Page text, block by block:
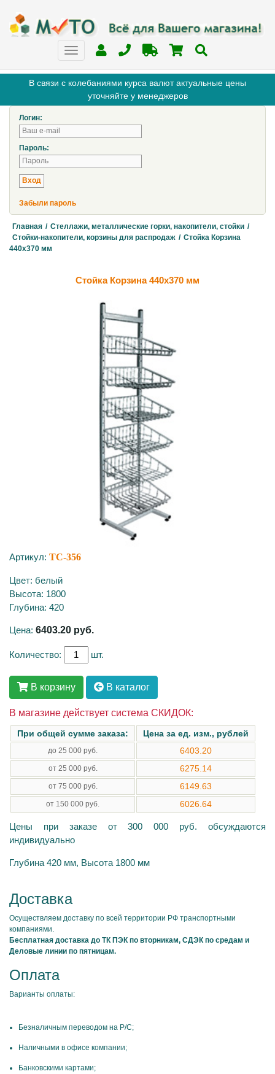
В связи с колебаниями курса валют актуальные цены
уточняйте у менеджеров
Логин:
Пароль:
Забыли пароль
Главная / Стеллажи, металлические горки, накопители, стойки /
Стойки-накопители, корзины для распродаж / Стойка Корзина
440х370 мм
Стойка Корзина 440х370 мм
Артикул: TC-356
Цвет: белый
Высота: 1800
Глубина: 420
Цена: 6403.20 руб.
Количество: шт.
В корзину В каталог
В магазине действует система СКИДОК:
При общей сумме заказа: Цена за ед. изм., рублей
до 25 000 руб. 6403.20
от 25 000 руб. 6275.14
от 75 000 руб. 6149.63
от 150 000 руб. 6026.64
Цены при заказе от 300 000 руб. обсуждаются
индивидуально
Глубина 420 мм, Высота 1800 мм
Доставка
Осуществляем доставку по всей территории РФ транспортными
компаниями.
Бесплатная доставка до ТК ПЭК по вторникам, СДЭК по средам и
Деловые линии по пятницам.
Оплата
Варианты оплаты:
Безналичным переводом на Р/С;
Наличными в офисе компании;
Банковскими картами;